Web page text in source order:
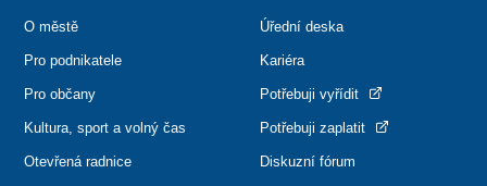
O městě
Pro podnikatele
Pro občany
Kultura, sport a volný čas
Otevřená radnice
Úřední deska
Kariéra
Potřebuji vyřídit
Potřebuji zaplatit
Diskuzní fórum